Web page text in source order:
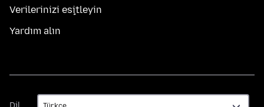
Verilerinizi eşitleyin
Yardım alın
Dil